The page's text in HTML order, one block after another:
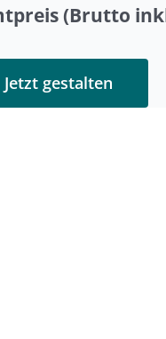
(Brutto
Jetzt gestalten